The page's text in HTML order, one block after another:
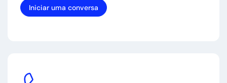
Iniciar uma conversa